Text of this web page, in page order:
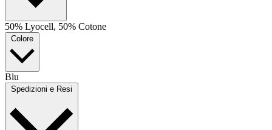
50% Lyocell, 50% Cotone
Colore
Blu
Spedizioni e Resi